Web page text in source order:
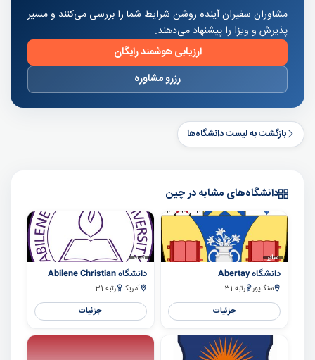
مشاوران سفیران آینده روشن شرایط شما را بررسی می‌کنند و مسیر
پذیرش و ویزا را پیشنهاد می‌دهند.
ارزیابی هوشمند رایگان
رزرو مشاوره
بازگشت به لیست دانشگاه‌ها
دانشگاه‌های مشابه در چین
سایر
دانشگاه Abertay
سنگاپور رتبه 31
جزئیات
سایر
دانشگاه Abilene Christian
آمریکا رتبه 31
جزئیات